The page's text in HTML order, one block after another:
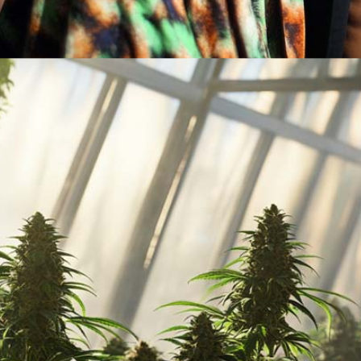
Rezept Service
Apotheken Service
Lieferung
Cannabis Karte
Zen TV
Erfahrungen
Login
Justin Bieber: Vom Teenie-Star zum Cannabis-Unternehmer +